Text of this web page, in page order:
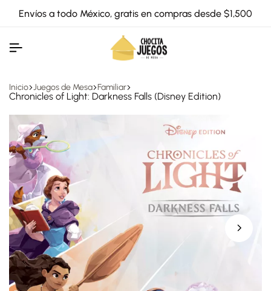
Envíos a todo México, gratis en compras desde $1,500
Inicio Juegos de Mesa Familiar
Chronicles of Light: Darkness Falls (Disney Edition)